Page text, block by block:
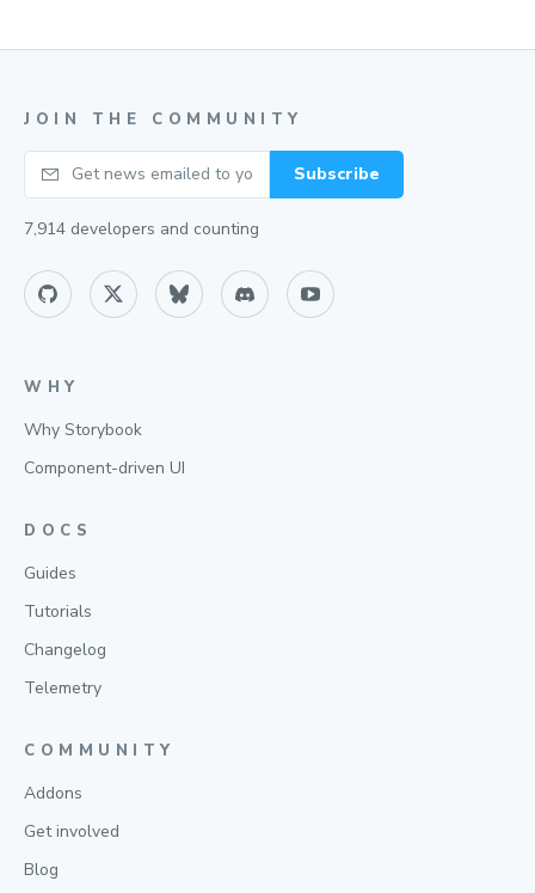
JOIN THE COMMUNITY
Your email Subscribe
7,914 developers and counting
WHY
Why Storybook
Component-driven UI
DOCS
Guides
Tutorials
Changelog
Telemetry
COMMUNITY
Addons
Get involved
Blog